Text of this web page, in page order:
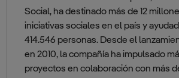
Social, ha destinado más de 12
iniciativas sociales en el país y
414.546 personas. Desde el
en 2010, la compañía ha impulsado
proyectos en colaboración con más